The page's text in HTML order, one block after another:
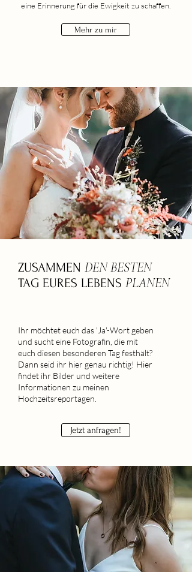
eine Erinnerung für die Ewigkeit zu schaffen.
Mehr zu mir
ZUSAMMEN DEN BESTEN
TAG EURES LEBENS PLANEN
Ihr möchtet euch das 'Ja'-Wort geben
und sucht eine Fotografin, die mit
euch diesen besonderen Tag festhält?
Dann seid ihr hier genau richtig! Hier
findet ihr Bilder und weitere
Informationen zu meinen
Hochzeitsreportagen.
Jetzt anfragen!